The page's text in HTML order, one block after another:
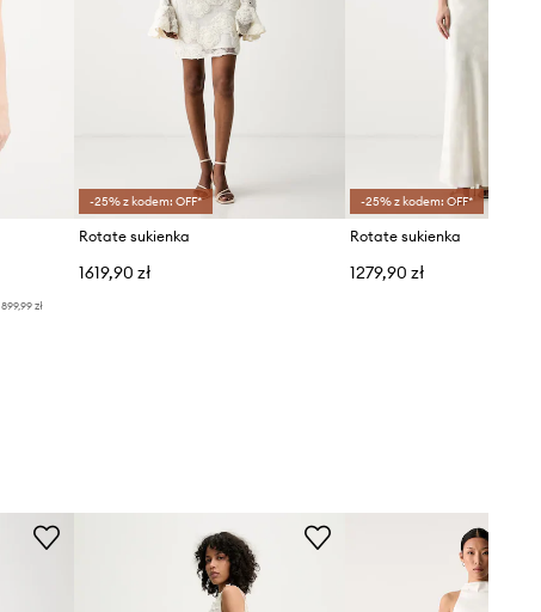
899,99 zł
-25% z kodem: OFF*
Rotate sukienka
1619,90 zł
-25% z kodem: OFF*
Rotate sukienka
1279,90 zł